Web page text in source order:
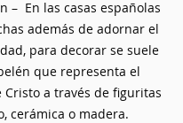
–  En las casas españolas
además de adornar el
para decorar se suele
que representa el
Cristo a través de figuritas
cerámica o madera.